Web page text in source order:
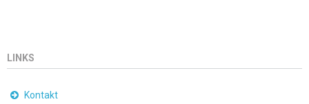
LINKS
Kontakt